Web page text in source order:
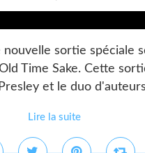
sortie spéciale
Time Sake. Cette
et le duo
Lire la suite